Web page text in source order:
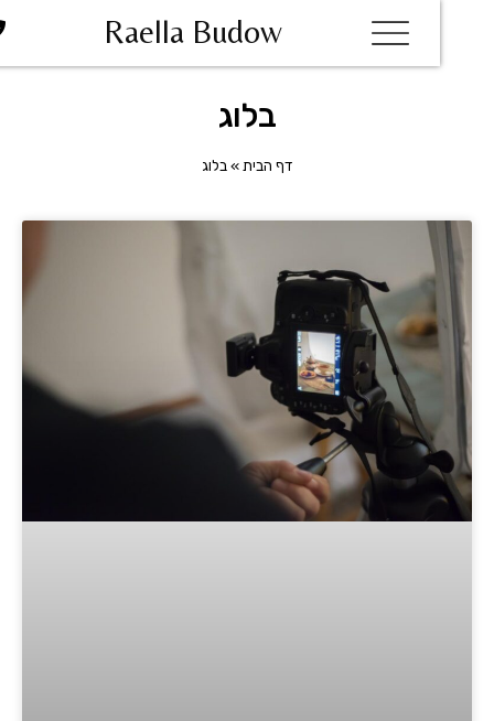
Raella Budow
בלוג
דף הבית » בלוג